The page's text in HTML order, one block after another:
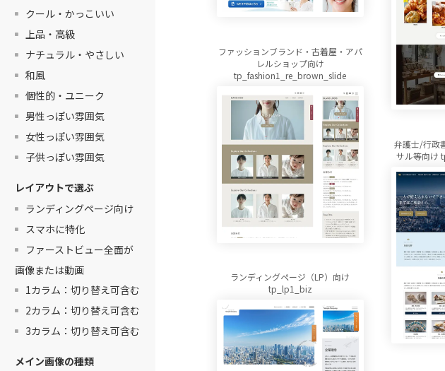
ファッションブランド・古着屋・アパ
レルショップ向け
tp_fashion1_re_brown_slide
弁護士/行政
サル等向け
ランディングページ（LP）向け
tp_lp1_biz
クール・かっこいい
上品・高級
ナチュラル・やさしい
和風
個性的・ユニーク
男性っぽい雰囲気
女性っぽい雰囲気
子供っぽい雰囲気
レイアウトで選ぶ
ランディングページ向け
スマホに特化
ファーストビュー全面が
画像または動画
1カラム：切り替え可含む
2カラム：切り替え可含む
3カラム：切り替え可含む
メイン画像の種類